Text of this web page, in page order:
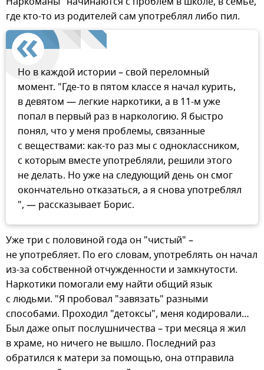
где кто-то из родителей сам употреблял либо пил.
Но в каждой истории – свой переломный
момент. "Где-то в пятом классе я начал курить,
в девятом — легкие наркотики, а в 11-м уже
попал в первый раз в наркологию. Я быстро
понял, что у меня проблемы, связанные
с веществами: как-то раз мы с одноклассником,
с которым вместе употребляли, решили этого
не делать. Но уже на следующий день он смог
окончательно отказаться, а я снова употреблял
", — рассказывает Борис.
Уже три с половиной года он "чистый" –
не употребляет. По его словам, употреблять он начал
из-за собственной отчужденности и замкнутости.
Наркотики помогали ему найти общий язык
с людьми. "Я пробовал "завязать" разными
способами. Проходил "детоксы", меня кодировали…
Был даже опыт послушничества – три месяца я жил
в храме, но ничего не вышло. Последний раз
обратился к матери за помощью, она отправила